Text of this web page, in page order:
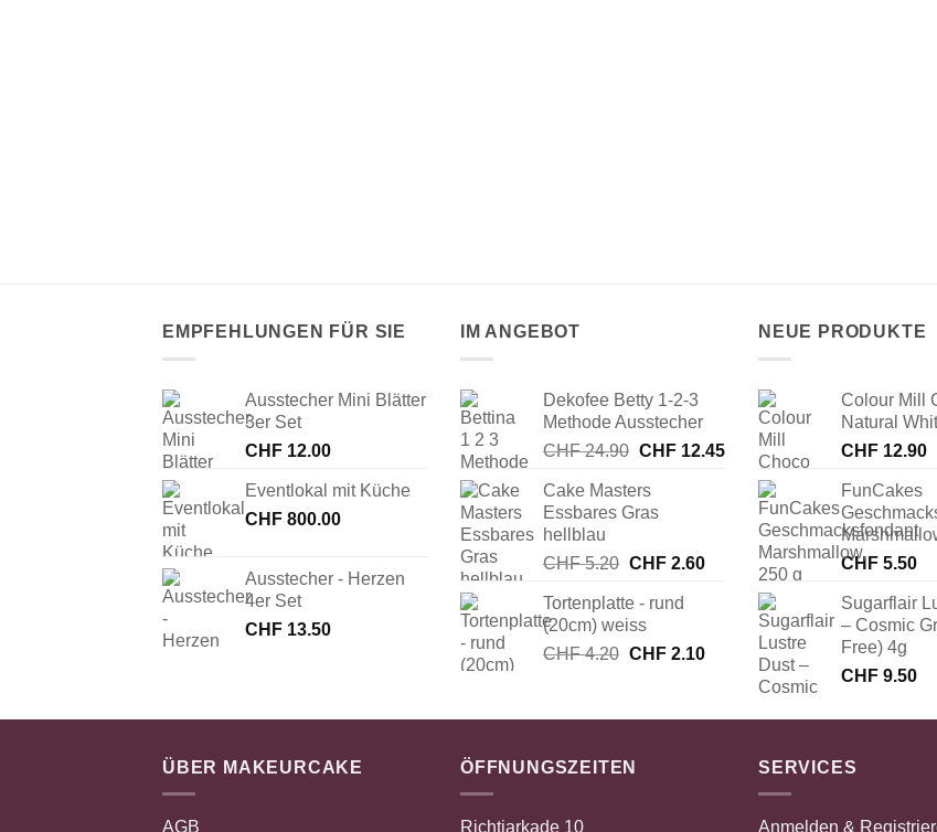
EMPFEHLUNGEN FÜR SIE
Ausstecher Mini Blätter
3er Set
CHF 12.00
Eventlokal mit Küche
CHF 800.00
Ausstecher - Herzen
4er Set
CHF 13.50
IM ANGEBOT
Dekofee Betty 1-2-3
Methode Ausstecher
CHF24.90 Ursprünglicher
war:
CHF 24.90
CHF12.45Aktueller
Preis
CHF 12.45.
Cake Masters
Essbares Gras
hellblau
CHF5.20 Ursprünglicher
war:
CHF 5.20
CHF2.60Aktueller
CHF 2.60.
Tortenplatte - rund
(20cm) weiss
CHF4.20 Ursprünglicher
CHF 4.20
CHF2.10Aktueller
CHF 2.10.
NEUE PRODUKTE
Colour Mill
Natural
CHF 12.90
FunCakes
CHF 5.50
Sugarflair
– Cosmic
Free) 4g
CHF 9.50
ÜBER MAKEURCAKE
AGB
ÖFFNUNGSZEITEN
Richtiarkade 10
SERVICES
Anmelden &